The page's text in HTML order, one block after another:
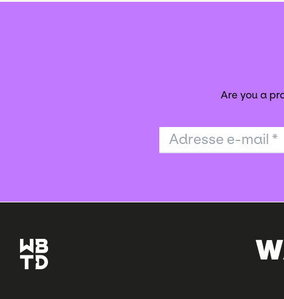
Are you a
Adresse e-mail *